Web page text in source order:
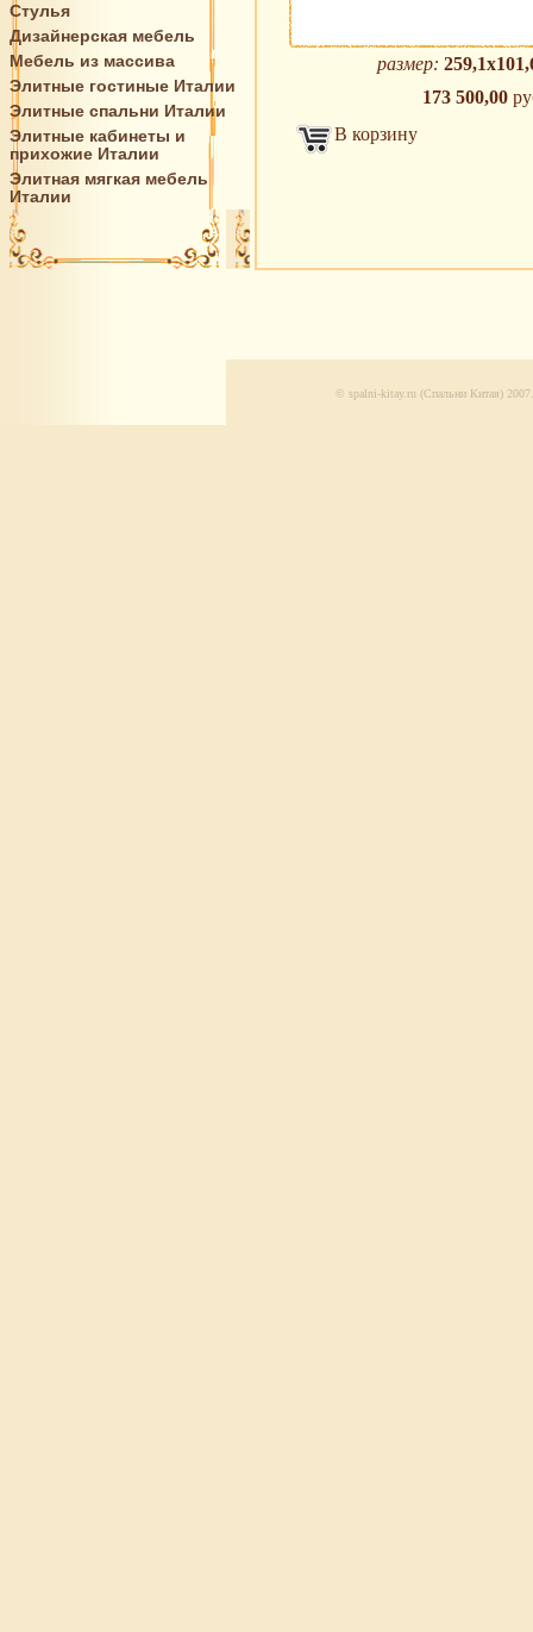
Стулья
Дизайнерская мебель
Мебель из массива
Элитные гостиные Италии
Элитные спальни Италии
Элитные кабинеты и
прихожие Италии
Элитная мягкая мебель
Италии
размер:
173 500,00
В корзину
© spalni-kitay.ru (Спальни Китая) 2007.